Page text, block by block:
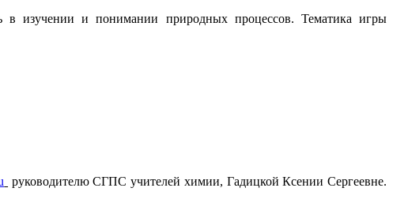
изучении и понимании природных процессов. Тематика игры
руководителю СГПС учителей химии, Гадицкой Ксении Сергеевне.